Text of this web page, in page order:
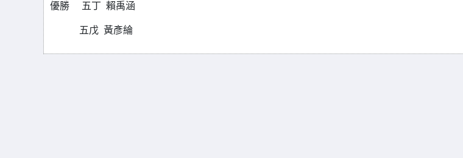
優勝 五丁 賴禹涵
五戊 黃彥綸